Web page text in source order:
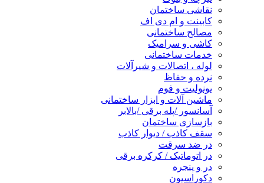
نقاشی ساختمان
کابینت و ام دی اف
مصالح ساختمانی
کاشی و سرامیک
خدمات ساختمانی
لوله ، اتصالات و شیرآلات
نرده و حفاظ
یونولیت و فوم
ماشین آلات و ابزار ساختمانی
آسانسور /پله برقی /بالابر
بازسازی ساختمان
سقف کاذب / دیوار کاذب
در ضد سرقت
در اتوماتیک / کرکره برقی
در و پنجره
دکوراسیون